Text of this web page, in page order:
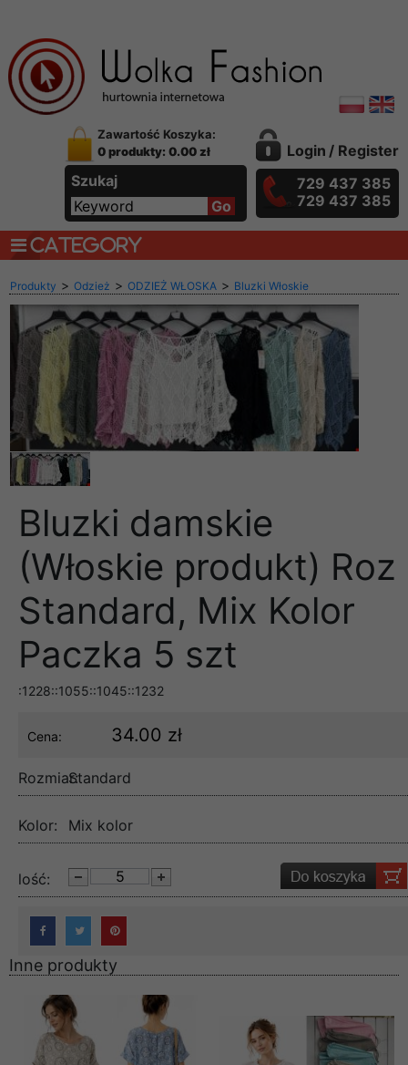
Zawartość Koszyka:
0 produkty: 0.00 zł
Szukaj
Login / Register
729 437 385
729 437 385
CATEGORY
Produkty > Odzież > ODZIEŻ WŁOSKA > Bluzki Włoskie
Bluzki damskie
(Włoskie produkt) Roz
Standard, Mix Kolor
Paczka 5 szt
:1228::1055::1045::1232
Cena: 34.00 zł
Rozmiar:Standard
Kolor: Mix kolor
lość:
Inne produkty